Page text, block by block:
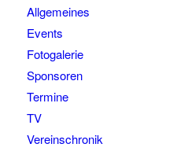
Allgemeines
Events
Fotogalerie
Sponsoren
Termine
TV
Vereinschronik